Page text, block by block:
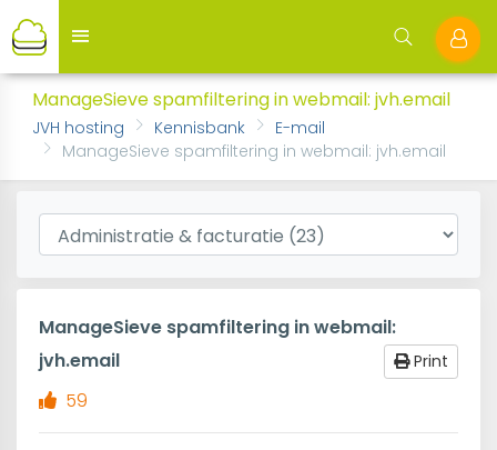
ManageSieve spamfiltering in webmail: jvh.email
JVH hosting Kennisbank
E-mail
ManageSieve spamfiltering in webmail: jvh.email
ManageSieve spamfiltering in webmail:
jvh.email
Print
59